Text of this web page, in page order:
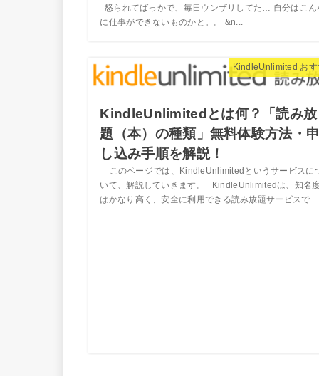
怒られてばっかで、毎日ウンザリしてた… 自分はこん
に仕事ができないものかと。。 &n...
KindleUnlimited おす
KindleUnlimitedとは何？「読み放
題（本）の種類」無料体験方法・
し込み手順を解説！
このページでは、KindleUnlimitedというサービスに
いて、解説していきます。 KindleUnlimitedは、知名
はかなり高く、安全に利用できる読み放題サービスで...